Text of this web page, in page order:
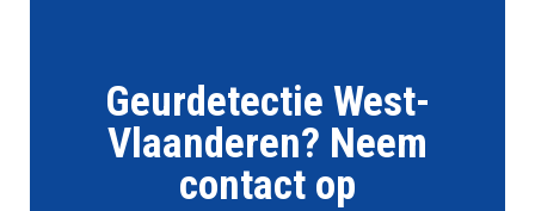
Geurdetectie West-
Vlaanderen? Neem
contact op